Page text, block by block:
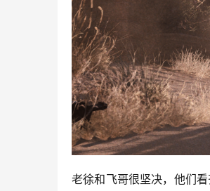
老徐和飞哥很坚决，他们